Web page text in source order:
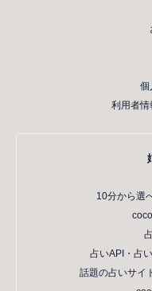
個
利用者情
10分から選
占いAPI・占
話題の占いサイ